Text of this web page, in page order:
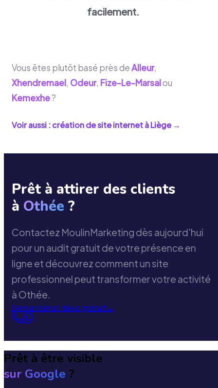
facilement.
Vous êtes plutôt basé près deAlleur,
Xhendremael, Odeur, Fize-Le-Marsalou
Kemexhe?
Voir aussi : création de site internet àLiège→
Prêt à attirer des clients
à Othée ?
Contactez MoulinMarketing dès aujourd'hui
pour un audit gratuit de votre présence en
ligne et découvrez comment un site
professionnel peut transformer votre activité
à Othée.
Demander un devis gratuit→
Prêt à être visible
sur Google ?